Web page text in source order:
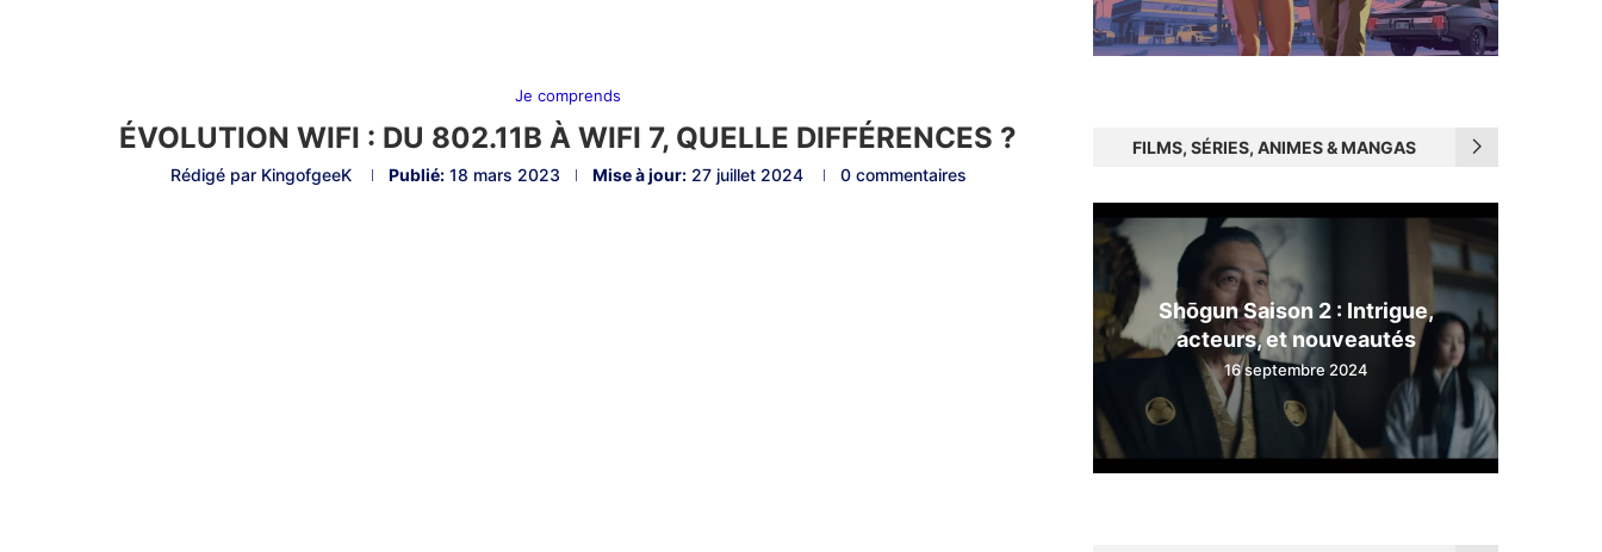
Je comprends
ÉVOLUTION WIFI : DU 802.11B À WIFI 7, QUELLE DIFFÉRENCES ?
Rédigé par KingofgeeK Publié: 18 mars 2023 Mise à jour: 27 juillet 2024 0 commentaires
FILMS, SÉRIES, ANIMES & MANGAS
Shōgun Saison 2 : Intrigue,
acteurs, et nouveautés
16 septembre 2024